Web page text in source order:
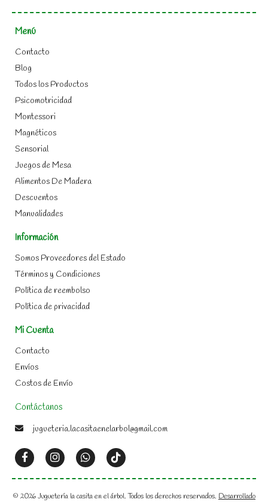
Menú
Contacto
Blog
Todos los Productos
Psicomotricidad
Montessori
Magnéticos
Sensorial
Juegos de Mesa
Alimentos De Madera
Descuentos
Manualidades
Información
Somos Proveedores del Estado
Términos y Condiciones
Política de reembolso
Política de privacidad
Mi Cuenta
Contacto
Envíos
Costos de Envío
Contáctanos
jugueteria.lacasitaenelarbol@gmail.com
© 2026 Juguetería la casita en el árbol. Todos los derechos reservados. Desarrollado